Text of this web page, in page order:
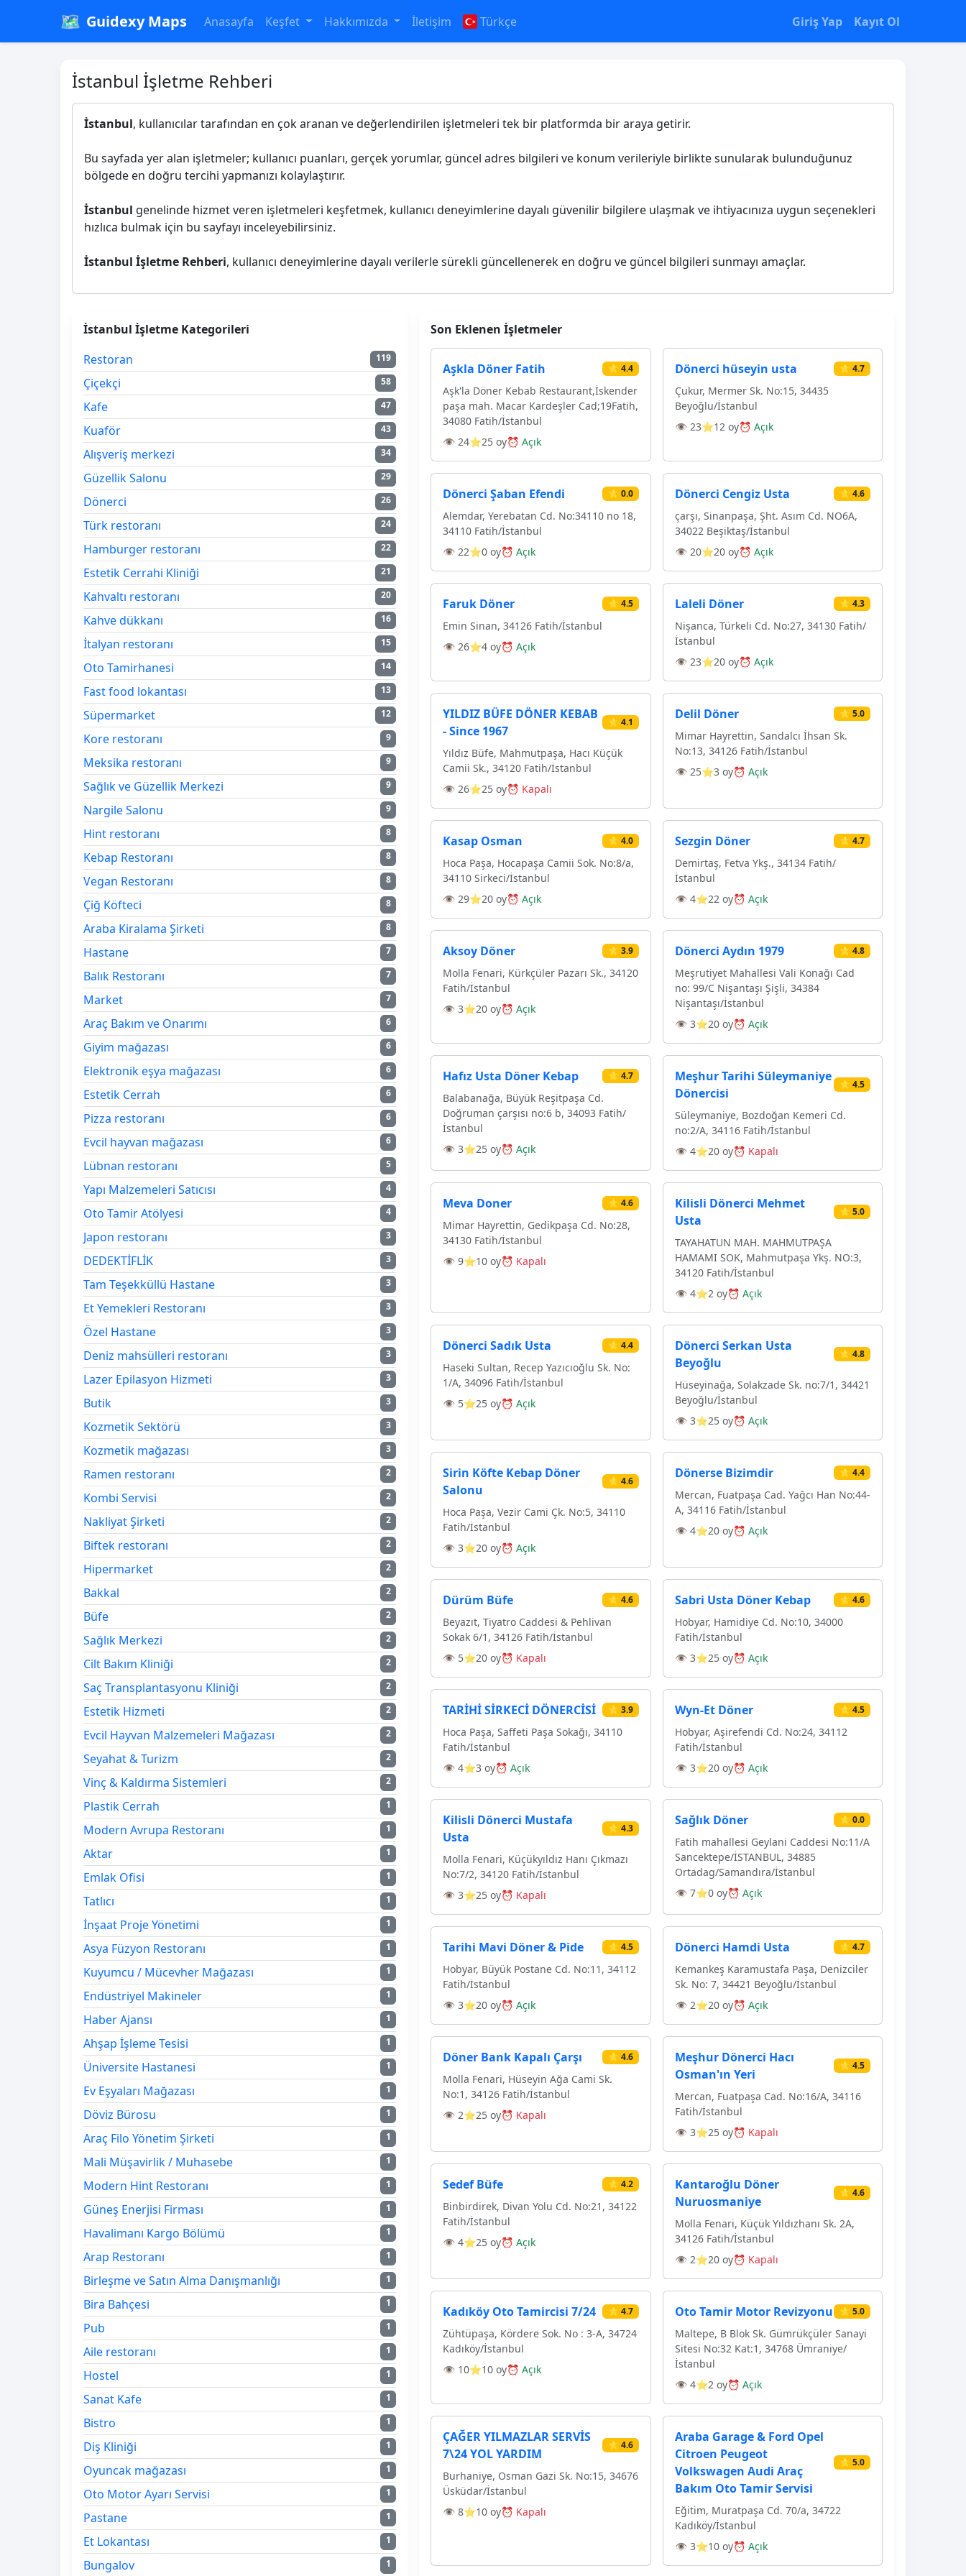
🗺️ Guidexy Maps Anasayfa Keşfet Hakkımızda İletişim Türkçe Giriş Yap Kayıt Ol
İstanbul İşletme Rehberi
İstanbul, kullanıcılar tarafından en çok aranan ve değerlendirilen işletmeleri tek bir platformda bir araya getirir.
Bu sayfada yer alan işletmeler; kullanıcı puanları, gerçek yorumlar, güncel adres bilgileri ve konum verileriyle birlikte sunularak bulunduğunuz
bölgede en doğru tercihi yapmanızı kolaylaştırır.
İstanbul genelinde hizmet veren işletmeleri keşfetmek, kullanıcı deneyimlerine dayalı güvenilir bilgilere ulaşmak ve ihtiyacınıza uygun seçenekleri
hızlıca bulmak için bu sayfayı inceleyebilirsiniz.
İstanbul İşletme Rehberi, kullanıcı deneyimlerine dayalı verilerle sürekli güncellenerek en doğru ve güncel bilgileri sunmayı amaçlar.
İstanbul İşletme Kategorileri
Restoran
119
Çiçekçi 58
Kafe 47
Kuaför 43
Alışveriş merkezi 34
Güzellik Salonu 29
Dönerci 26
Türk restoranı 24
Hamburger restoranı 22
Estetik Cerrahi Kliniği 21
Kahvaltı restoranı 20
Kahve dükkanı 16
İtalyan restoranı 15
Oto Tamirhanesi 14
Fast food lokantası 13
Süpermarket 12
Kore restoranı 9
Meksika restoranı 9
Sağlık ve Güzellik Merkezi 9
Nargile Salonu 9
Hint restoranı 8
Kebap Restoranı 8
Vegan Restoranı 8
Çiğ Köfteci 8
Araba Kiralama Şirketi 8
Hastane 7
Balık Restoranı 7
Market 7
Araç Bakım ve Onarımı 6
Giyim mağazası 6
Elektronik eşya mağazası 6
Estetik Cerrah 6
Pizza restoranı 6
Evcil hayvan mağazası 6
Lübnan restoranı 5
Yapı Malzemeleri Satıcısı 4
Oto Tamir Atölyesi 4
Japon restoranı 3
DEDEKTİFLİK 3
Tam Teşekküllü Hastane 3
Et Yemekleri Restoranı 3
Özel Hastane 3
Deniz mahsülleri restoranı 3
Lazer Epilasyon Hizmeti 3
Butik 3
Kozmetik Sektörü 3
Kozmetik mağazası 3
Ramen restoranı 2
Kombi Servisi 2
Nakliyat Şirketi 2
Biftek restoranı 2
Hipermarket 2
Bakkal 2
Büfe 2
Sağlık Merkezi 2
Cilt Bakım Kliniği 2
Saç Transplantasyonu Kliniği 2
Estetik Hizmeti 2
Evcil Hayvan Malzemeleri Mağazası 2
Seyahat & Turizm 2
Vinç & Kaldırma Sistemleri 2
Plastik Cerrah 1
Modern Avrupa Restoranı 1
Aktar 1
Emlak Ofisi 1
Tatlıcı 1
İnşaat Proje Yönetimi 1
Asya Füzyon Restoranı 1
Kuyumcu / Mücevher Mağazası 1
Endüstriyel Makineler 1
Haber Ajansı 1
Ahşap İşleme Tesisi 1
Üniversite Hastanesi 1
Ev Eşyaları Mağazası 1
Döviz Bürosu 1
Araç Filo Yönetim Şirketi 1
Mali Müşavirlik / Muhasebe 1
Modern Hint Restoranı 1
Güneş Enerjisi Firması 1
Havalimanı Kargo Bölümü 1
Arap Restoranı 1
Birleşme ve Satın Alma Danışmanlığı 1
Bira Bahçesi 1
Pub 1
Aile restoranı 1
Hostel 1
Sanat Kafe 1
Bistro 1
Diş Kliniği 1
Oyuncak mağazası 1
Oto Motor Ayarı Servisi 1
Pastane 1
Et Lokantası 1
Bungalov 1
Son Eklenen İşletmeler
Aşkla Döner Fatih ⭐ 4.4
Aşk'la Döner Kebab Restaurant,İskender
paşa mah. Macar Kardeşler Cad;19Fatih,
34080 Fatih/İstanbul
👁 24⭐25 oy⏰ Açık
Dönerci hüseyin usta ⭐ 4.7
Çukur, Mermer Sk. No:15, 34435
Beyoğlu/İstanbul
👁 23⭐12 oy⏰ Açık
Dönerci Şaban Efendi ⭐ 0.0
Alemdar, Yerebatan Cd. No:34110 no 18,
34110 Fatih/İstanbul
👁 22⭐0 oy⏰ Açık
Dönerci Cengiz Usta ⭐ 4.6
çarşı, Sinanpaşa, Şht. Asım Cd. NO6A,
34022 Beşiktaş/İstanbul
👁 20⭐20 oy⏰ Açık
Faruk Döner ⭐ 4.5
Emin Sinan, 34126 Fatih/İstanbul
👁 26⭐4 oy⏰ Açık
Laleli Döner ⭐ 4.3
Nişanca, Türkeli Cd. No:27, 34130 Fatih/
İstanbul
👁 23⭐20 oy⏰ Açık
YILDIZ BÜFE DÖNER KEBAB
- Since 1967
⭐ 4.1
Yıldız Büfe, Mahmutpaşa, Hacı Küçük
Camii Sk., 34120 Fatih/İstanbul
👁 26⭐25 oy⏰ Kapalı
Delil Döner ⭐ 5.0
Mimar Hayrettin, Sandalcı İhsan Sk.
No:13, 34126 Fatih/İstanbul
👁 25⭐3 oy⏰ Açık
Kasap Osman ⭐ 4.0
Hoca Paşa, Hocapaşa Camii Sok. No:8/a,
34110 Sirkeci/İstanbul
👁 29⭐20 oy⏰ Açık
Sezgin Döner ⭐ 4.7
Demirtaş, Fetva Ykş., 34134 Fatih/
İstanbul
👁 4⭐22 oy⏰ Açık
Aksoy Döner ⭐ 3.9
Molla Fenari, Kürkçüler Pazarı Sk., 34120
Fatih/İstanbul
👁 3⭐20 oy⏰ Açık
Dönerci Aydın 1979 ⭐ 4.8
Meşrutiyet Mahallesi Vali Konağı Cad
no: 99/C Nişantaşı Şişli, 34384
Nişantaşı/İstanbul
👁 3⭐20 oy⏰ Açık
Hafız Usta Döner Kebap ⭐ 4.7
Balabanağa, Büyük Reşitpaşa Cd.
Doğruman çarşısı no:6 b, 34093 Fatih/
İstanbul
👁 3⭐25 oy⏰ Açık
Meşhur Tarihi Süleymaniye
Dönercisi
⭐ 4.5
Süleymaniye, Bozdoğan Kemeri Cd.
no:2/A, 34116 Fatih/İstanbul
👁 4⭐20 oy⏰ Kapalı
Meva Doner ⭐ 4.6
Mimar Hayrettin, Gedikpaşa Cd. No:28,
34130 Fatih/İstanbul
👁 9⭐10 oy⏰ Kapalı
Kilisli Dönerci Mehmet
Usta
⭐ 5.0
TAYAHATUN MAH. MAHMUTPAŞA
HAMAMI SOK, Mahmutpaşa Ykş. NO:3,
34120 Fatih/İstanbul
👁 4⭐2 oy⏰ Açık
Dönerci Sadık Usta ⭐ 4.4
Haseki Sultan, Recep Yazıcıoğlu Sk. No:
1/A, 34096 Fatih/İstanbul
👁 5⭐25 oy⏰ Açık
Dönerci Serkan Usta
Beyoğlu
⭐ 4.8
Hüseyinağa, Solakzade Sk. no:7/1, 34421
Beyoğlu/İstanbul
👁 3⭐25 oy⏰ Açık
Sirin Köfte Kebap Döner
Salonu
⭐ 4.6
Hoca Paşa, Vezir Cami Çk. No:5, 34110
Fatih/İstanbul
👁 3⭐20 oy⏰ Açık
Dönerse Bizimdir ⭐ 4.4
Mercan, Fuatpaşa Cad. Yağcı Han No:44-
A, 34116 Fatih/İstanbul
👁 4⭐20 oy⏰ Açık
Dürüm Büfe ⭐ 4.6
Beyazıt, Tiyatro Caddesi & Pehlivan
Sokak 6/1, 34126 Fatih/İstanbul
👁 5⭐20 oy⏰ Kapalı
Sabri Usta Döner Kebap ⭐ 4.6
Hobyar, Hamidiye Cd. No:10, 34000
Fatih/İstanbul
👁 3⭐25 oy⏰ Açık
TARİHİ SİRKECİ DÖNERCİSİ ⭐ 3.9
Hoca Paşa, Saffeti Paşa Sokağı, 34110
Fatih/İstanbul
👁 4⭐3 oy⏰ Açık
Wyn-Et Döner ⭐ 4.5
Hobyar, Aşirefendi Cd. No:24, 34112
Fatih/İstanbul
👁 3⭐20 oy⏰ Açık
Kilisli Dönerci Mustafa
Usta
⭐ 4.3
Molla Fenari, Küçükyıldız Hanı Çıkmazı
No:7/2, 34120 Fatih/İstanbul
👁 3⭐25 oy⏰ Kapalı
Sağlık Döner ⭐ 0.0
Fatih mahallesi Geylani Caddesi No:11/A
Sancektepe/İSTANBUL, 34885
Ortadag/Samandıra/İstanbul
👁 7⭐0 oy⏰ Açık
Tarihi Mavi Döner & Pide ⭐ 4.5
Hobyar, Büyük Postane Cd. No:11, 34112
Fatih/İstanbul
👁 3⭐20 oy⏰ Açık
Dönerci Hamdi Usta ⭐ 4.7
Kemankeş Karamustafa Paşa, Denizciler
Sk. No: 7, 34421 Beyoğlu/İstanbul
👁 2⭐20 oy⏰ Açık
Döner Bank Kapalı Çarşı ⭐ 4.6
Molla Fenari, Hüseyin Ağa Cami Sk.
No:1, 34126 Fatih/İstanbul
👁 2⭐25 oy⏰ Kapalı
Meşhur Dönerci Hacı
Osman'ın Yeri
⭐ 4.5
Mercan, Fuatpaşa Cad. No:16/A, 34116
Fatih/İstanbul
👁 3⭐25 oy⏰ Kapalı
Sedef Büfe ⭐ 4.2
Binbirdirek, Divan Yolu Cd. No:21, 34122
Fatih/İstanbul
👁 4⭐25 oy⏰ Açık
Kantaroğlu Döner
Nuruosmaniye
⭐ 4.6
Molla Fenari, Küçük Yıldızhanı Sk. 2A,
34126 Fatih/İstanbul
👁 2⭐20 oy⏰ Kapalı
Kadıköy Oto Tamircisi 7/24 ⭐ 4.7
Zühtüpaşa, Kördere Sok. No : 3-A, 34724
Kadıköy/İstanbul
👁 10⭐10 oy⏰ Açık
Oto Tamir Motor Revizyonu ⭐ 5.0
Maltepe, B Blok Sk. Gümrükçüler Sanayi
Sitesi No:32 Kat:1, 34768 Ümraniye/
İstanbul
👁 4⭐2 oy⏰ Açık
ÇAĞER YILMAZLAR SERVİS
7\24 YOL YARDIM
⭐ 4.6
Burhaniye, Osman Gazi Sk. No:15, 34676
Üsküdar/İstanbul
👁 8⭐10 oy⏰ Kapalı
Araba Garage & Ford Opel
Citroen Peugeot
Volkswagen Audi Araç
Bakım Oto Tamir Servisi
⭐ 5.0
Eğitim, Muratpaşa Cd. 70/a, 34722
Kadıköy/İstanbul
👁 3⭐10 oy⏰ Açık